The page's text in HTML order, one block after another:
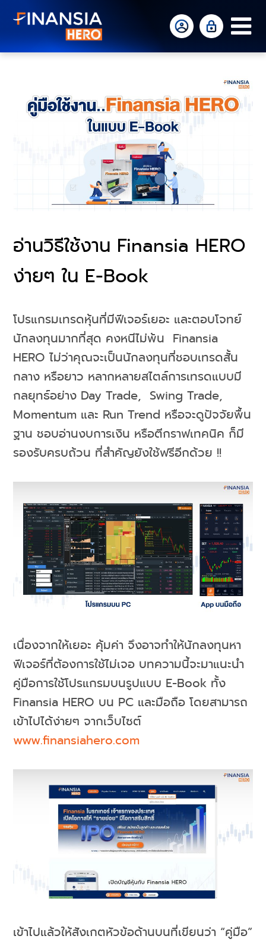
อ่านวิธีใช้งาน Finansia HERO
ง่ายๆ ใน E-Book
โปรแกรมเทรดหุ้นที่มีฟีเจอร์เยอะ และตอบโจทย์
นักลงทุนมากที่สุด คงหนีไม่พ้น Finansia
HERO ไม่ว่าคุณจะเป็นนักลงทุนที่ชอบเทรดสั้น
กลาง หรือยาว หลากหลายสไตล์การเทรดแบบมี
กลยุทธ์อย่าง Day Trade, Swing Trade,
Momentum และ Run Trend หรือจะดูปัจจัยพื้น
ฐาน ชอบอ่านงบการเงิน หรือตีกราฟเทคนิค ก็มี
รองรับครบถ้วน ที่สำคัญยังใช้ฟรีอีกด้วย !!
เนื่องจากให้เยอะ คุ้มค่า จึงอาจทำให้นักลงทุนหา
ฟีเจอร์ที่ต้องการใช้ไม่เจอ บทความนี้จะมาแนะนำ
คู่มือการใช้โปรแกรมบนรูปแบบ E-Book ทั้ง
Finansia HERO บน PC และมือถือ โดยสามารถ
เข้าไปได้ง่ายๆ จากเว็บไซต์
www.finansiahero.com
เข้าไปแล้วให้สังเกตหัวข้อด้านบนที่เขียนว่า “คู่มือ”